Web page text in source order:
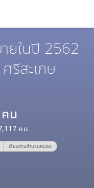
ยในปี 2562
รีสะเกษ
คน
คน
เรียงตามจำนวนคนจน